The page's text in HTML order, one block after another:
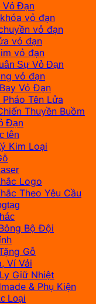
Vỏ Đạn
vỏ đạn
vỏ đạn
vỏ đạn
vỏ đạn
Sự Vỏ Đạn
vỏ đạn
Vỏ Đạn
Pháo Tên Lửa
Thuyền Buồm
Đạn
tên
Kim Loại
Logo
Theo Yêu Cầu
Bộ Đội
Gỗ
Ví Vải
Giữ Nhiệt
& Phụ Kiện
Loại